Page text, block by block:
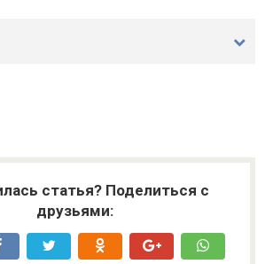
статья? Поделиться с
друзьями: